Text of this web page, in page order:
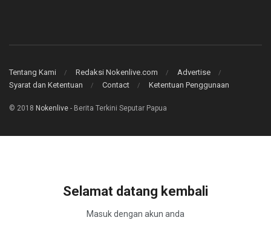
Tentang Kami Redaksi Nokenlive.com
Advertise
Syarat dan Ketentuan
Contact Ketentuan Penggunaan
© 2018 Nokenlive - Berita Terkini Seputar Papua
Selamat datang kembali
Masuk dengan akun anda